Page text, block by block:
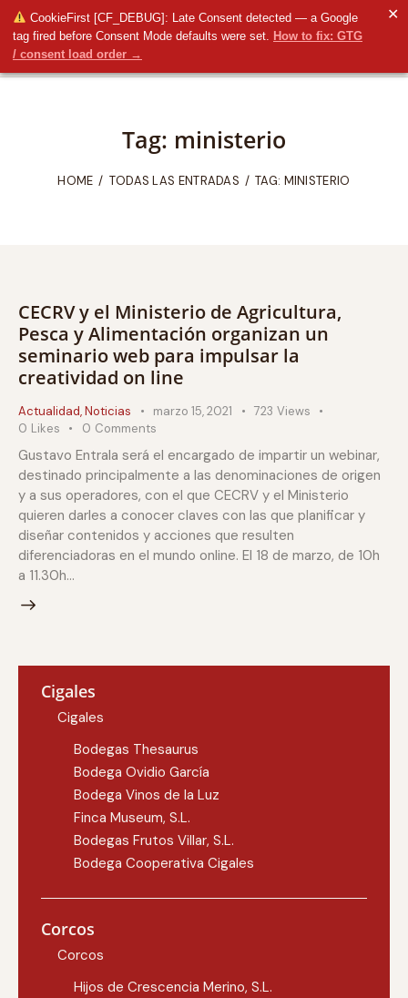
CookieFirst [CF_DEBUG]: Late Consent detected — a Google
tag fired before Consent Mode defaults were set. How to fix: GTG
/ consent load order →
✕
Tag: ministerio
HOME TODAS LAS ENTRADAS TAG: MINISTERIO
CECRV y el Ministerio de Agricultura,
Pesca y Alimentación organizan un
seminario web para impulsar la
creatividad on line
Actualidad,Noticias marzo 15, 2021 723 Views
0 Likes 0 Comments
Gustavo Entrala será el encargado de impartir un webinar,
destinado principalmente a las denominaciones de origen
y a sus operadores, con el que CECRV y el Ministerio
quieren darles a conocer claves con las que planificar y
diseñar contenidos y acciones que resulten
diferenciadoras en el mundo online. El 18 de marzo, de 10h
a 11.30h…
Cigales
Cigales
Bodegas Thesaurus
Bodega Ovidio García
Bodega Vinos de la Luz
Finca Museum, S.L.
Bodegas Frutos Villar, S.L.
Bodega Cooperativa Cigales
Corcos
Corcos
Hijos de Crescencia Merino, S.L.